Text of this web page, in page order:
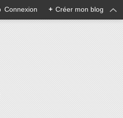
Connexion + Créer mon blog